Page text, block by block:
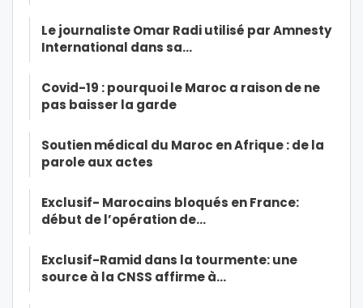
Le journaliste Omar Radi utilisé par Amnesty
International dans sa…
Covid-19 : pourquoi le Maroc a raison de ne
pas baisser la garde
Soutien médical du Maroc en Afrique : de la
parole aux actes
Exclusif- Marocains bloqués en France:
début de l’opération de…
Exclusif-Ramid dans la tourmente: une
source à la CNSS affirme à…